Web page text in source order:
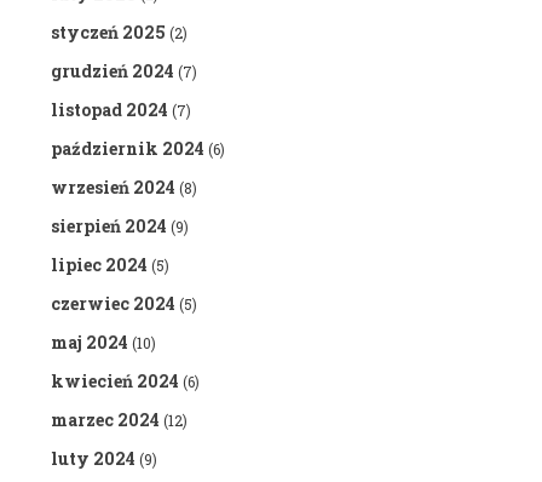
styczeń 2025 (2)
grudzień 2024 (7)
listopad 2024 (7)
październik 2024 (6)
wrzesień 2024 (8)
sierpień 2024 (9)
lipiec 2024 (5)
czerwiec 2024 (5)
maj 2024 (10)
kwiecień 2024 (6)
marzec 2024 (12)
luty 2024 (9)